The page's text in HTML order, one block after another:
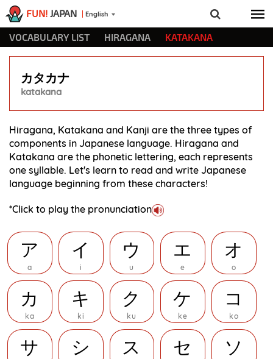
FUN! JAPAN English
VOCABULARY LIST HIRAGANA KATAKANA
カタカナ
katakana
Hiragana, Katakana and Kanji are the three types of
components in Japanese language. Hiragana and
Katakana are the phonetic lettering, each represents
one syllable. Let's learn to read and write Japanese
language beginning from these characters!
*Click to play the pronunciation
ア
a
イ
i
ウ
u
エ
e
オ
o
カ
ka
キ
ki
ク
ku
ケ
ke
コ
ko
サ シ ス セ ソ